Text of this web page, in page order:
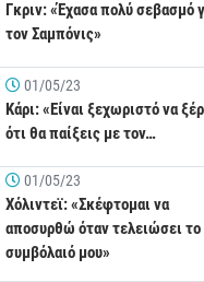
Γκριν: «Έχασα πολύ σεβασμό
τον Σαμπόνις»
01/05/23
Κάρι: «Είναι ξεχωριστό να
ότι θα παίξεις με τον…
01/05/23
Χόλιντεϊ: «Σκέφτομαι να
αποσυρθώ όταν τελειώσει το
συμβόλαιό μου»